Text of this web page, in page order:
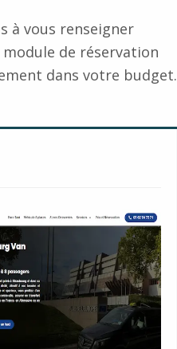
à vous renseigner
de réservation
dans votre budget.